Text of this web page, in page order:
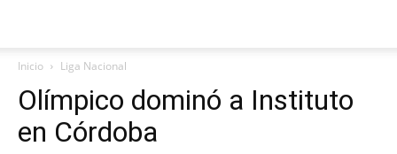
Inicio Liga Nacional
Olímpico dominó a Instituto
en Córdoba